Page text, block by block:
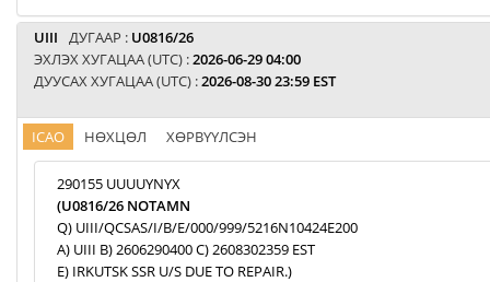
UIII ДУГААР : U0816/26
ЭХЛЭХ ХУГАЦАА (UTC) :2026-06-29 04:00
ДУУСАХ ХУГАЦАА (UTC) :2026-08-30 23:59 EST
ICAO НӨХЦӨЛ ХӨРВҮҮЛСЭН
290155 UUUUYNYX
(U0816/26 NOTAMN
Q) UIII/QCSAS/I/B/E/000/999/5216N10424E200
A) UIII B) 2606290400 C) 2608302359 EST
E) IRKUTSK SSR U/S DUE TO REPAIR.)